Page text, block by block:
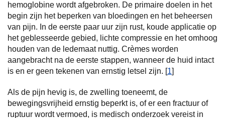
hemoglobine wordt afgebroken. De primaire doelen in het
begin zijn het beperken van bloedingen en het beheersen
van pijn. In de eerste paar uur zijn rust, koude applicatie op
het geblesseerde gebied, lichte compressie en het omhoog
houden van de ledemaat nuttig. Crèmes worden
aangebracht na de eerste stappen, wanneer de huid intact
is en er geen tekenen van ernstig letsel zijn. [1]
Als de pijn hevig is, de zwelling toeneemt, de
bewegingsvrijheid ernstig beperkt is, of er een fractuur of
ruptuur wordt vermoed, is medisch onderzoek vereist in